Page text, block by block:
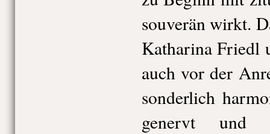
souverän wirkt.
Katharina Friedl
auch vor der
sonderlich
genervt und